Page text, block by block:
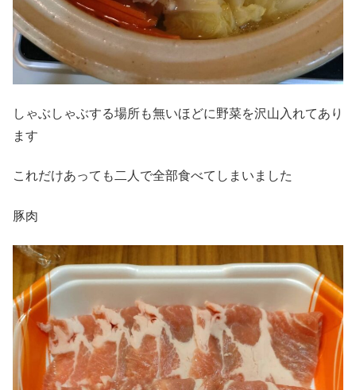
しゃぶしゃぶする場所も無いほどに野菜を沢山入れてあり
ます
これだけあっても二人で全部食べてしまいました
豚肉